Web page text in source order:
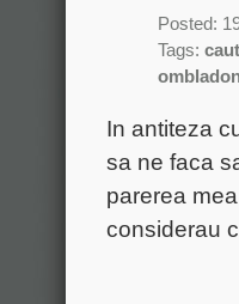
Posted:
Tags:
In antiteza
sa ne faca
parerea
considerau